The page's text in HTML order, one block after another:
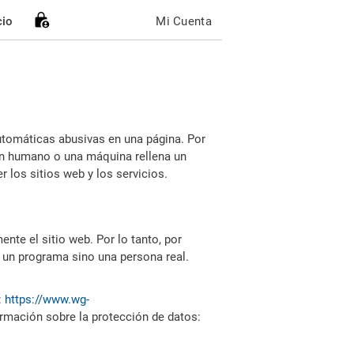
Mi Cuenta
abusivas en una página. Por
o una máquina rellena un
los sitios web y los servicios.
el sitio web. Por lo tanto, por
programa sino una persona real.
https://www.wg-
sobre la protección de datos: